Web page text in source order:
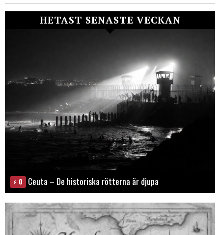
HETAST SENASTE VECKAN
0 Ceuta – De historiska rötterna är djupa